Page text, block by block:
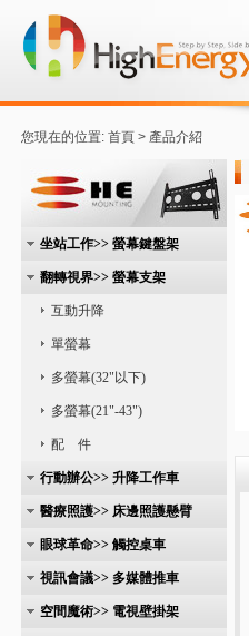
您現在的位置: 首頁 > 產品介紹
坐站工作>> 螢幕鍵盤架
翻轉視界>> 螢幕支架
互動升降
單螢幕
多螢幕(32"以下)
多螢幕(21"-43")
配 件
行動辦公>> 升降工作車
醫療照護>> 床邊照護懸臂
眼球革命>> 觸控桌車
視訊會議>> 多媒體推車
空間魔術>> 電視壁掛架